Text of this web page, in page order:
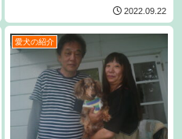
2022.09.22
愛犬の紹介